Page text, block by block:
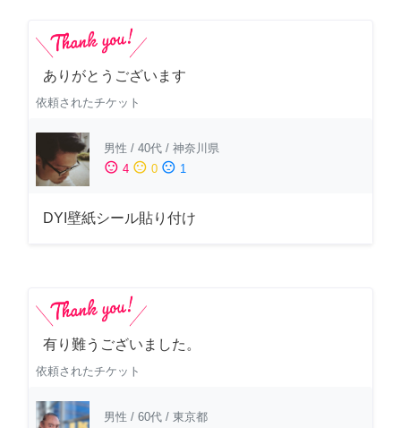
ありがとうございます
依頼されたチケット
男性 / 40代 / 神奈川県
sentiment_satisfied 4 sentiment_neutral 0 sentiment_dissatisfied 1
DYI壁紙シール貼り付け
有り難うございました。
依頼されたチケット
男性 / 60代 / 東京都